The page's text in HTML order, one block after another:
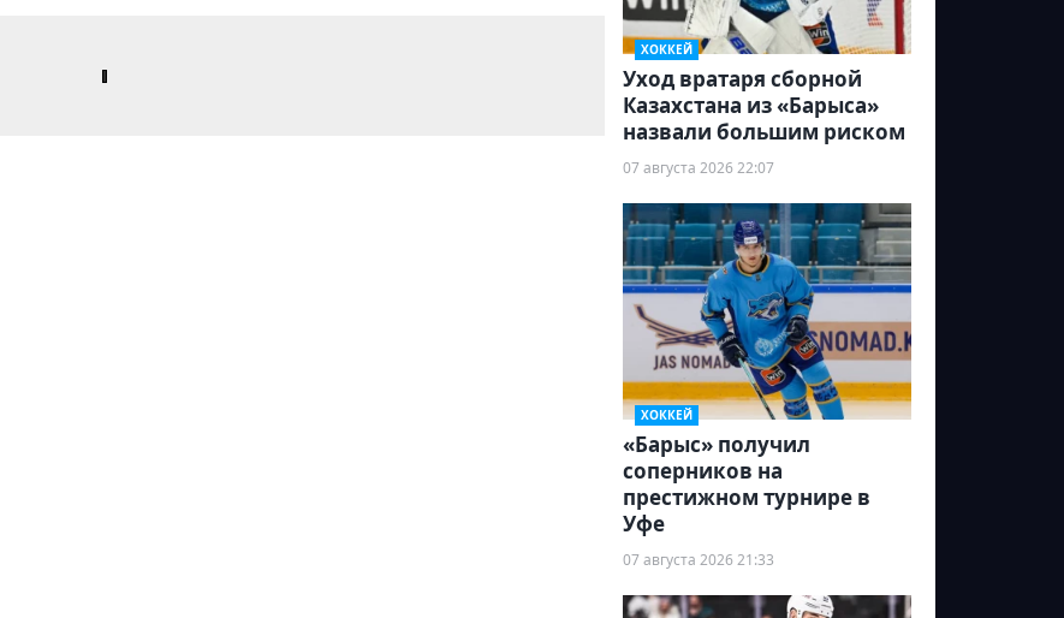
ХОККЕЙ
Уход вратаря сборной
Казахстана из «Барыса»
назвали большим риском
07 августа 2026 22:07
ХОККЕЙ
«Барыс» получил
соперников на
престижном турнире в
Уфе
07 августа 2026 21:33